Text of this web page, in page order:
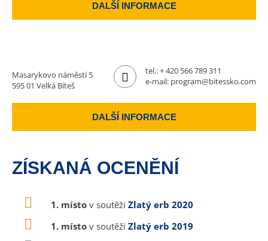
DALŠÍ INFORMACE
Masarykovo náměstí 5
595 01 Velká Bíteš
tel.:+ 420 566 789 311
e-mail: program@bitessko.com
DALŠÍ INFORMACE
ZÍSKANÁ OCENĚNÍ
1. místo v soutěži Zlatý erb 2020
1. místo v soutěži Zlatý erb 2019